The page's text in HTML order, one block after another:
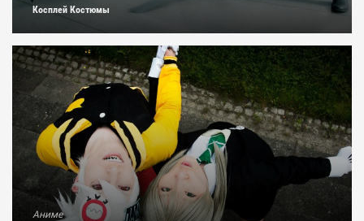
Косплей Костюмы
Аниме